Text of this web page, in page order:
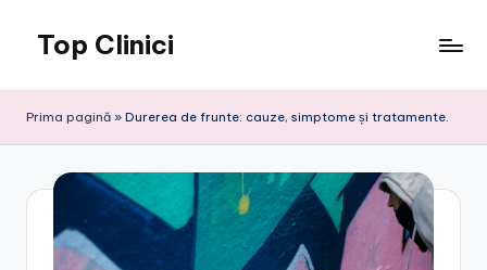
content
Top Clinici
Prima pagină » Durerea de frunte: cauze, simptome și tratamente.